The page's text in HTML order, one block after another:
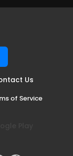
Us
of Service